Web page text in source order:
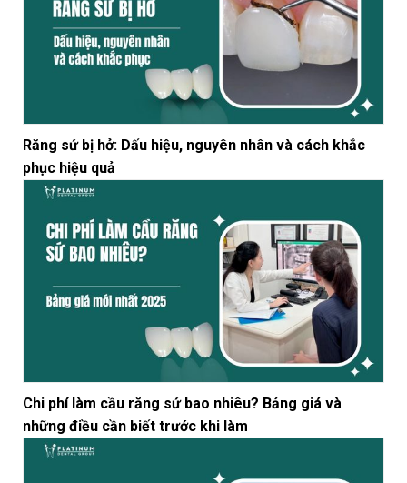
Răng sứ bị hở: Dấu hiệu, nguyên nhân và cách khắc
phục hiệu quả
Chi phí làm cầu răng sứ bao nhiêu? Bảng giá và
những điều cần biết trước khi làm